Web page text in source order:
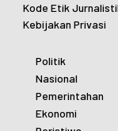
Kode Etik
Kebijakan Privasi
Politik
Nasional
Pemerintahan
Ekonomi